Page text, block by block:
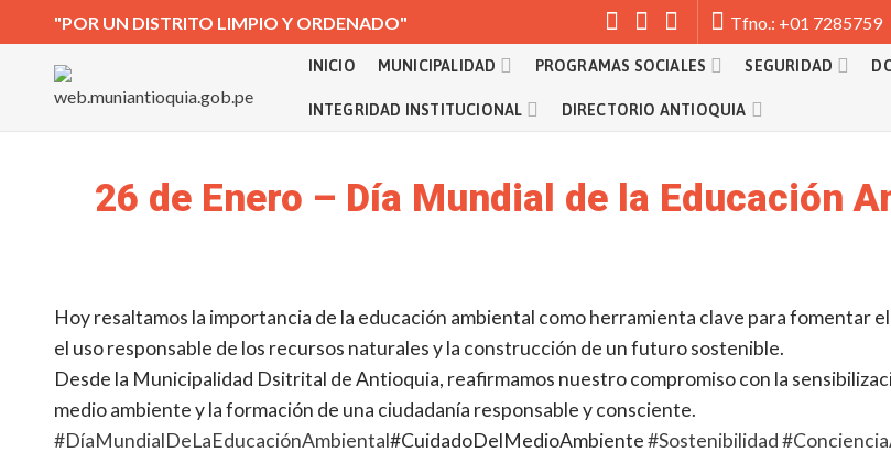
"POR UN DISTRITO LIMPIO Y ORDENADO" Tfno.: +01 7285759
INICIO MUNICIPALIDAD PROGRAMAS SOCIALES SEGURIDAD
INTEGRIDAD INSTITUCIONAL DIRECTORIO ANTIOQUIA
26 de Enero – Día Mundial de la Educación
Hoy resaltamos la importancia de la educación ambiental como herramienta clave para fomentar
el uso responsable de los recursos naturales y la construcción de un futuro sostenible.
Desde la Municipalidad Dsitrital de Antioquia, reafirmamos nuestro compromiso con la
medio ambiente y la formación de una ciudadanía responsable y consciente.
#DíaMundialDeLaEducaciónAmbiental#CuidadoDelMedioAmbiente#Sostenibilidad